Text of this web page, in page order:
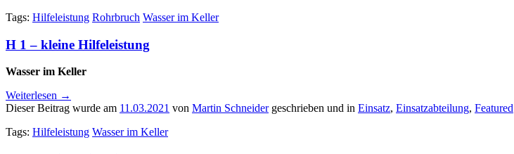
Tags: Hilfeleistung Rohrbruch Wasser im Keller
H 1 – kleine Hilfeleistung
Wasser im Keller
Weiterlesen →
Dieser Beitrag wurde am 11.03.2021 von Martin Schneidergeschrieben und in Einsatz, Einsatzabteilung, Featured
Tags: Hilfeleistung Wasser im Keller